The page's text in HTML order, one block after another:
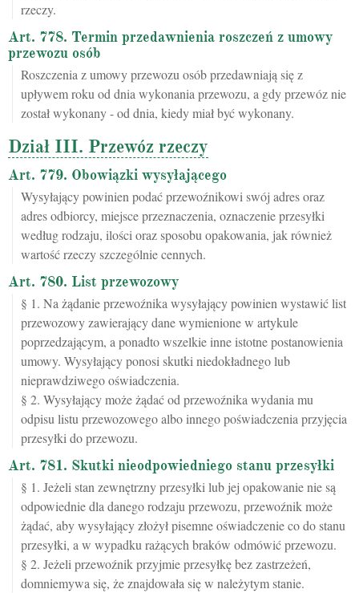
rzeczy.
Art. 778. Termin przedawnienia roszczeń z umowy
przewozu osób
Roszczenia z umowy przewozu osób przedawniają się z
upływem roku od dnia wykonania przewozu, a gdy przewóz nie
został wykonany - od dnia, kiedy miał być wykonany.
Dział III. Przewóz rzeczy
Art. 779. Obowiązki wysyłającego
Wysyłający powinien podać przewoźnikowi swój adres oraz
adres odbiorcy, miejsce przeznaczenia, oznaczenie przesyłki
według rodzaju, ilości oraz sposobu opakowania, jak również
wartość rzeczy szczególnie cennych.
Art. 780. List przewozowy
§ 1. Na żądanie przewoźnika wysyłający powinien wystawić list
przewozowy zawierający dane wymienione w artykule
poprzedzającym, a ponadto wszelkie inne istotne postanowienia
umowy. Wysyłający ponosi skutki niedokładnego lub
nieprawdziwego oświadczenia.
§ 2. Wysyłający może żądać od przewoźnika wydania mu
odpisu listu przewozowego albo innego poświadczenia przyjęcia
przesyłki do przewozu.
Art. 781. Skutki nieodpowiedniego stanu przesyłki
§ 1. Jeżeli stan zewnętrzny przesyłki lub jej opakowanie nie są
odpowiednie dla danego rodzaju przewozu, przewoźnik może
żądać, aby wysyłający złożył pisemne oświadczenie co do stanu
przesyłki, a w wypadku rażących braków odmówić przewozu.
§ 2. Jeżeli przewoźnik przyjmie przesyłkę bez zastrzeżeń,
domniemywa się, że znajdowała się w należytym stanie.